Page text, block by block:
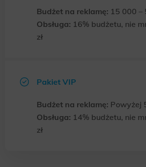
Budżet na reklamę: 15 000 –
Obsługa: 16% budżetu, nie
zł
Pakiet VIP
Budżet na reklamę: Powyżej
Obsługa: 14% budżetu, nie
zł